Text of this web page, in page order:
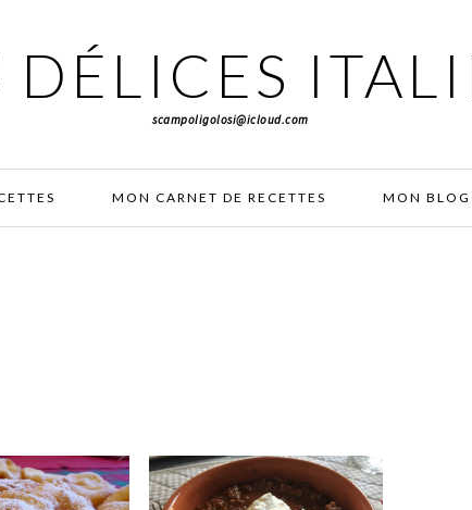
DÉLICES
scampoligolosi@icloud.com
MON CARNET DE RECETTES MON